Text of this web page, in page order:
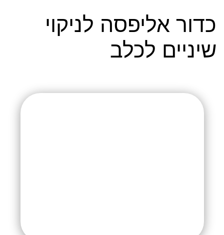
כדור אליפסה לניקוי
שיניים לכלב